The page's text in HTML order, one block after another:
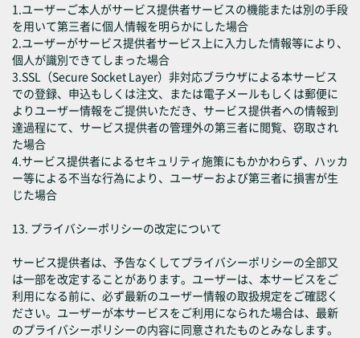
1.ユーザーご本人がサービス提供者サービスの機能または別の手段
を用いて第三者に個人情報を明らかにした場合
2.ユーザーがサービス提供者サービス上に入力した情報等により、
個人が識別できてしまった場合
3.SSL（Secure Socket Layer）非対応ブラウザによる本サービス
での登録、申込もしくは注文、または電子メールもしくは郵便に
よりユーザー情報をご提供いただき、サービス提供者への情報到
達過程にて、サービス提供者の管理外の第三者に閲覧、窃取され
た場合
4.サービス提供者によるセキュリティ施策にもかかわらず、ハッカ
ー等による不当な行為により、ユーザーおよび第三者に損害が生
じた場合
13. プライバシーポリシーの改定について
サービス提供者は、予告なくしてプライバシーポリシーの全部又
は一部を改定することがあります。ユーザーは、本サービスをご
利用になる前に、必ず最新のユーザー情報の取扱規定をご確認く
ださい。ユーザーが本サービスをご利用になられた場合は、最新
のプライバシーポリシーの内容に同意されたものとみなします。